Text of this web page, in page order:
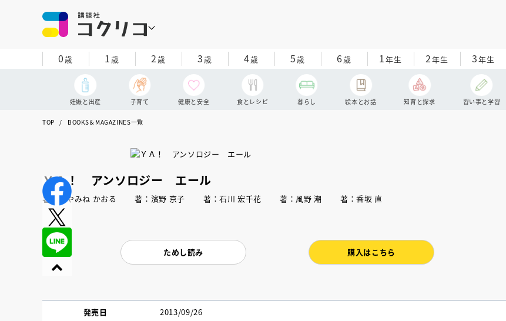
0歳 1歳 2歳 3歳 4歳 5歳 6歳 1年生 2年生 3年生
妊娠と出産 子育て 健康と安全 食とレシピ 暮らし 絵本とお話 知育と探求 習い事と学習
TOP BOOKS＆MAGAZINES一覧
ＹＡ！ アンソロジー エール
著：はやみね かおる 著：濱野 京子 著：石川 宏千花 著：風野 潮 著：香坂 直
ためし読み 購入はこちら
発売日 2013/09/26